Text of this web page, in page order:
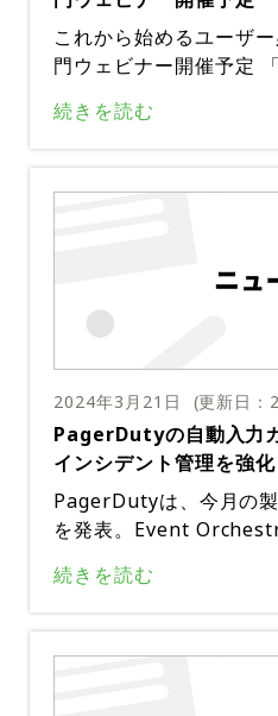
これから始めるユーザ
門ウェビナー開催予定
的な使い方を分かりやす
そうした初心者ユーザ
Q&Aもあり、
ト対応の高度化に役立
agerDutyをお使いのユ
会としても最適だ。4月
予定されている。基礎
ント対応」・日時：4月
0・講師：藤野 知行（
nior Solutions
Opsにより、「人」を中
化型・手作業プロセス
を高め、リアクティブ対
対応へのステップアッ
ビナーでは、
としてAIと自動化の機
インシデントをより早
続きを読む
2024年3月21日 (更新日：
PagerDutyの自動入力
インシデント管理を強化
PagerDutyは、今月の
を発表。Event
うになった。例えば、
テム名やURLなどの値
詳しくは下記の関連サイ
・Custom Field
・Event
続きを読む